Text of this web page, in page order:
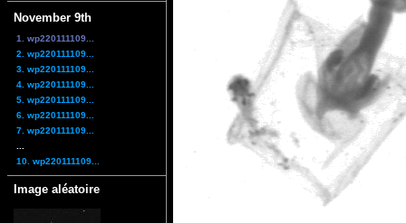
November 9th
1. wp220111109...
2. wp220111109...
3. wp220111109...
4. wp220111109...
5. wp220111109...
6. wp220111109...
7. wp220111109...
10. wp220111109...
Image aléatoire